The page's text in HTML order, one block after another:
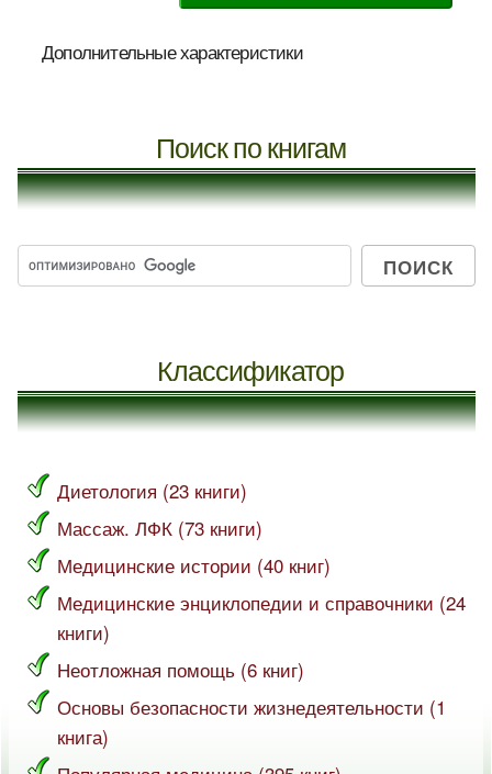
Дополнительные характеристики
Поиск по книгам
Классификатор
Диетология (23 книги)
Массаж. ЛФК (73 книги)
Медицинские истории (40 книг)
Медицинские энциклопедии и справочники (24
книги)
Неотложная помощь (6 книг)
Основы безопасности жизнедеятельности (1
книга)